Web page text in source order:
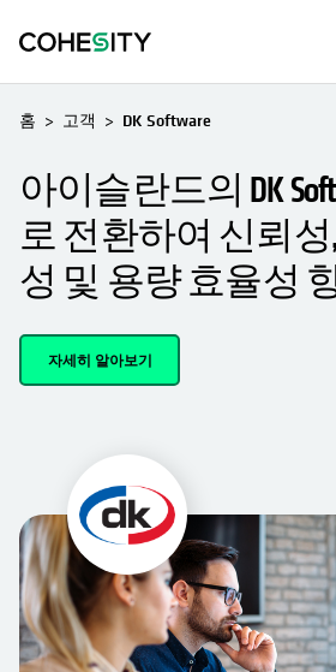
홈 고객 DK Software
아이슬란드의 DK
로 전환하여 신뢰성
성 및 용량 효율성
자세히 알아보기